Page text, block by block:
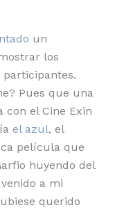
un
los
participantes.
Pues que una
con el Cine Exin
el azul, el
película que
huyendo del
a mi
querido